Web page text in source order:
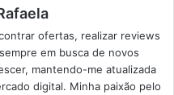
ofertas, realizar reviews
em busca de novos
mantendo-me atualizada
digital. Minha paixão pelo